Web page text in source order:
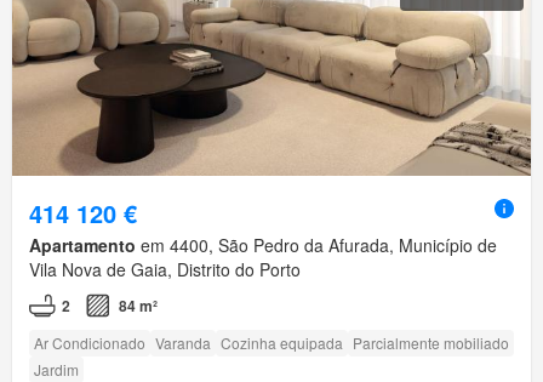
414 120 €
Apartamento em 4400, São Pedro da Afurada, Município de
Vila Nova de Gaia, Distrito do Porto
2 84 m²
Ar Condicionado Varanda Cozinha equipada Parcialmente mobiliado
Jardim